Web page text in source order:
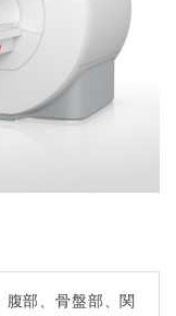
部、骨盤部、関